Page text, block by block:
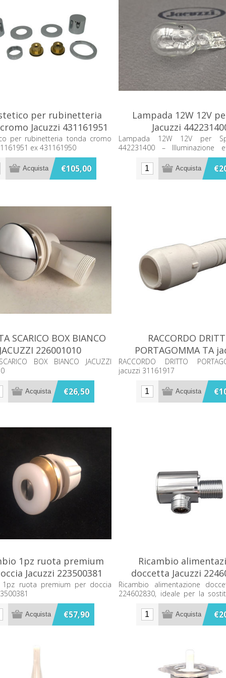
per rubinetteria
Jacuzzi 431161951
ex 431161950
per rubinetteria tonda cromo
ex 431161950
€105,00
Lampada 12W 12V
Jacuzzi
Lampada 12W 12V per
442231400 – Illuminazione
sicura per il tuo spazio
per garantire un'atmosfera
accogliente.
SCARICO BOX BIANCO
226001010
BOX BIANCO JACUZZI
€26,50
RACCORDO
PORTAGOMMA TA
31161917
RACCORDO DRITTO
jacuzzi 31161917
1pz ruota premium
Jacuzzi 223500381
1pz ruota premium per doccia
€57,90
Ricambio
doccetta Jacuzzi
Ricambio alimentazione
224602830, ideale per la
componente originale.